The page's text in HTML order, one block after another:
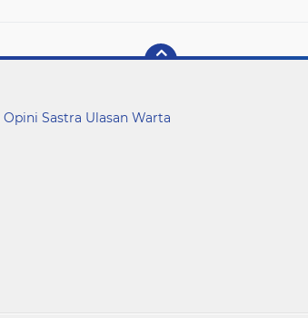
Opini Sastra Ulasan Warta